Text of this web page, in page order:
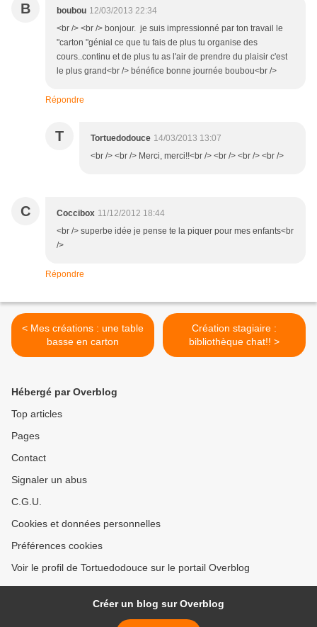
B boubou 12/03/2013 22:34
<br /> <br /> bonjour. je suis impressionné par ton travail le
"carton "génial ce que tu fais de plus tu organise des
cours..continu et de plus tu as l'air de prendre du plaisir c'est
le plus grand<br /> bénéfice bonne journée boubou<br />
Répondre
T Tortuedodouce 14/03/2013 13:07
<br /> <br /> Merci, merci!!<br /> <br /> <br /> <br />
C Coccibox 11/12/2012 18:44
<br /> superbe idée je pense te la piquer pour mes enfants<br
/>
Répondre
< Mes créations : une table
basse en carton
Création stagiaire :
bibliothèque chat!! >
Hébergé par Overblog
Top articles
Pages
Contact
Signaler un abus
C.G.U.
Cookies et données personnelles
Préférences cookies
Voir le profil de Tortuedodouce sur le portail Overblog
Créer un blog sur Overblog